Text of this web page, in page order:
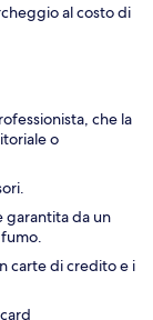
al costo di
che la
o
garantita da un
carte di credito e i